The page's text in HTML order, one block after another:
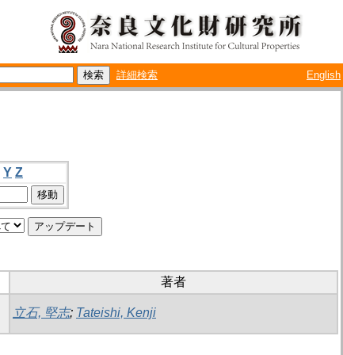
詳細検索 English
Y Z
著者
立石, 堅志; Tateishi, Kenji